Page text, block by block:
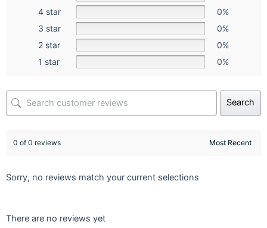
4 star
0%
3 star
0%
2 star
0%
1 star
0%
Search
0 of 0 reviews
Sorry, no reviews match your current selections
There are no reviews yet